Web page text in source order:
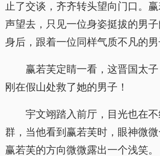
止了交谈，齐齐转头望向门口。
声望去，只见一位身姿挺拔的男
身后，跟着一位同样气质不凡的男
赢若芙定睛一看，这晋国太
刚在假山处救了她的男子！
宇文翊踏入前厅，目光也在
群，当他看到赢若芙时，眼神微
赢若芙的方向微微露出一个浅笑。